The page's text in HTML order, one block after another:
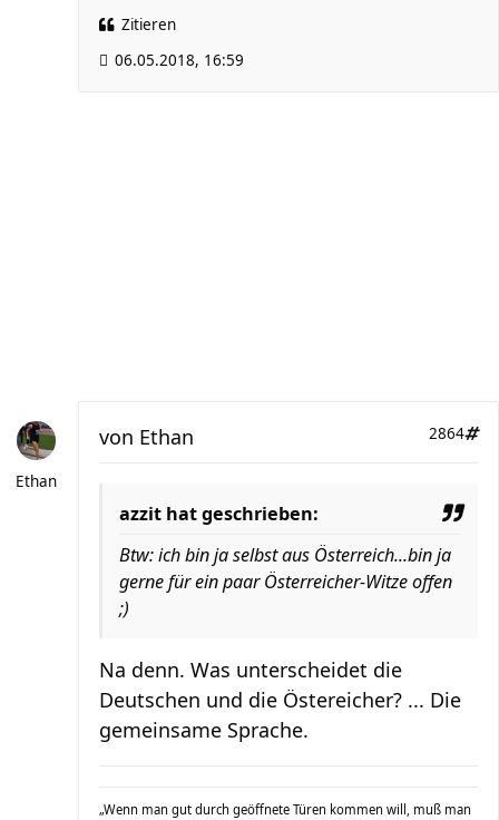
Zitieren
06.05.2018, 16:59
Ethan
2864
von Ethan
azzit hat geschrieben:
Btw: ich bin ja selbst aus Österreich...bin ja
gerne für ein paar Österreicher-Witze offen
;)
Na denn. Was unterscheidet die
Deutschen und die Östereicher? ... Die
gemeinsame Sprache.
„Wenn man gut durch geöffnete Türen kommen will, muß man